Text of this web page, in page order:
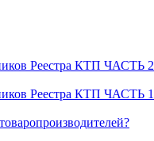
Реестра КТП ЧАСТЬ 2
Реестра КТП ЧАСТЬ 1